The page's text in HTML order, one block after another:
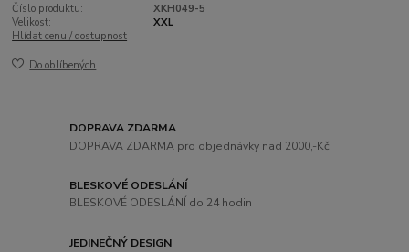
Číslo produktu:
XKH049-5
Velikost:
XXL
Hlídat cenu / dostupnost
Do oblíbených
DOPRAVA ZDARMA
DOPRAVA ZDARMA pro objednávky nad 2000,-Kč
BLESKOVÉ ODESLÁNÍ
BLESKOVÉ ODESLÁNÍ do 24 hodin
JEDINEČNÝ DESIGN